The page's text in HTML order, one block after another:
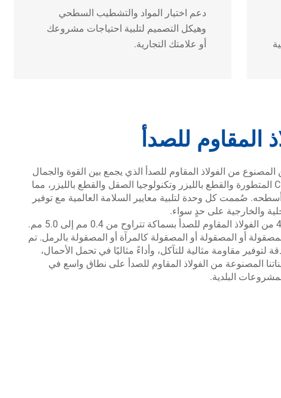
دعم اختيار المواد والتشطيب السطحي
وهيكل التصميم لتلبية احتياجات مشروعك
أو علامتك التجارية.
المقاوم للصدأ
من الفولاذ المقاوم للصدأ الذي يجمع بين القوة والجمال
والمرونة. يتم تصنيعها باستخدام معدات CNC المتطورة والقطع بالليزر وتكنولوجيا الصقل والقطع بالليزر، مما
صُممت كل وحدة لتلبية معايير السلامة العالمية مع توفير
والخارجية على حدٍ سواء.
تشمل خيارات المواد 201 و304 و316 و430 من الفولاذ المقاوم للصدأ بسماكة تتراوح من 0.4 مم إلى 5.0 مم.
أو المصقولة أو المصقولة كالمرآة أو المصقولة بالرمل. تم
لتوفير مقاومة مثالية للتآكل، وأداءً مثاليًا في تحمل الأحمال،
المصنوعة من الفولاذ المقاوم للصدأ على نطاق واسع في
البلدية.